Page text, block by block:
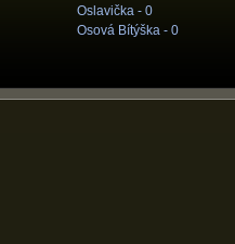
Oslavička - 0
Osová Bítýška - 0